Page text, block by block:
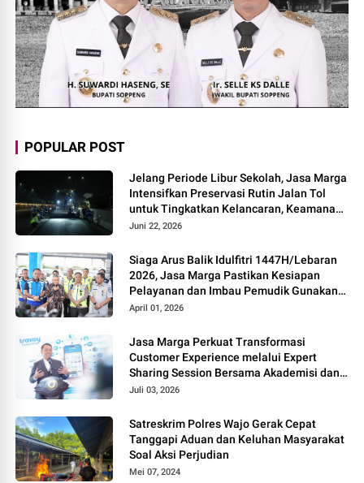
POPULAR POST
Jelang Periode Libur Sekolah, Jasa Marga
Intensifkan Preservasi Rutin Jalan Tol
untuk Tingkatkan Kelancaran, Keamanan
dan Kenyamanan Perjalanan
Juni 22, 2026
Siaga Arus Balik Idulfitri 1447H/Lebaran
2026, Jasa Marga Pastikan Kesiapan
Pelayanan dan Imbau Pemudik Gunakan
Rest Area Alternatif
April 01, 2026
Jasa Marga Perkuat Transformasi
Customer Experience melalui Expert
Sharing Session Bersama Akademisi dan
Praktisi
Juli 03, 2026
Satreskrim Polres Wajo Gerak Cepat
Tanggapi Aduan dan Keluhan Masyarakat
Soal Aksi Perjudian
Mei 07, 2024